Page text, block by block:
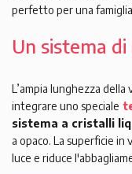
perfetto per una
Un sistema
L’ampia lunghezza
integrare uno speciale
sistema a cristalli
a opaco. La superficie in
luce e riduce